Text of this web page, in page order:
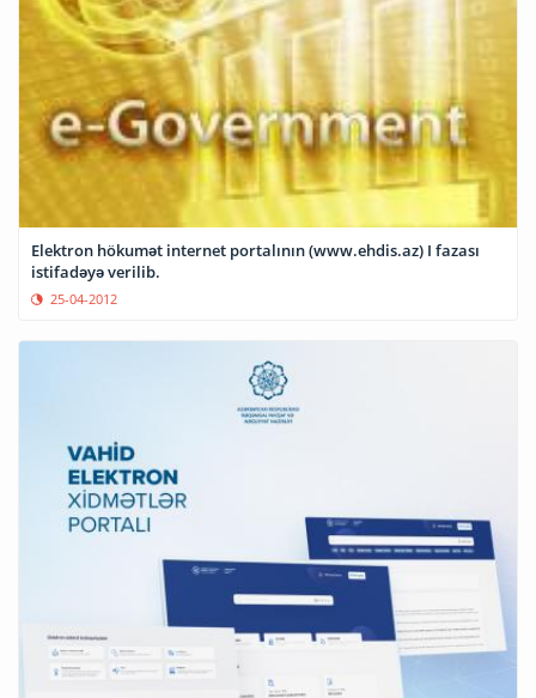
Elektron hökumət internet portalının (www.ehdis.az) I fazası
istifadəyə verilib.
25-04-2012